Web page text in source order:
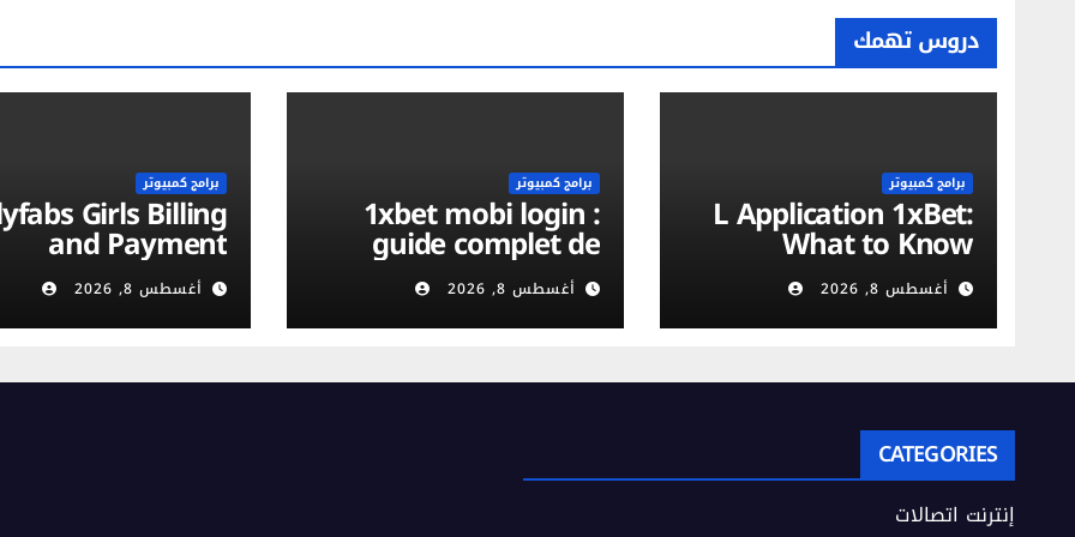
دروس تهمك
برامج كمبيوتر
L Application 1xBet:
What to Know
أغسطس 8, 2026
برامج كمبيوتر
1xbet mobi login :
guide complet de
vérification du
compte et sécurité
mobile
أغسطس 8, 2026
برامج كمبيوتر
Girls Billing
and Payment
Methods: Discreet,
Secure & Flexible
Options
أغسطس 8, 2026
CATEGORIES
إنترنت اتصالات